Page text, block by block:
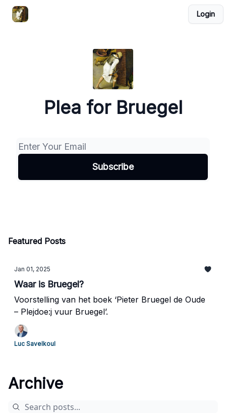
Login
Plea for Bruegel
Featured Posts
Jan 01, 2025
Waar is Bruegel?
Voorstelling van het boek ‘Pieter Bruegel de Oude
– Plejdoe:j vuur Bruegel’.
Luc Savelkoul
Archive